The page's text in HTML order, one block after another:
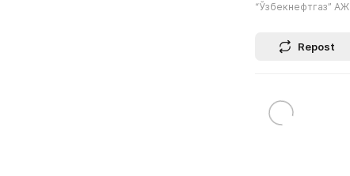
“Ўзбекнефтгаз” АЖ
Repost